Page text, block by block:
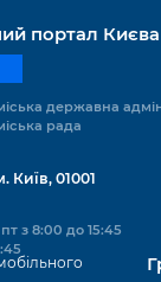
портал Києва
державна
рада
Київ, 01001
з 8:00 до 15:45